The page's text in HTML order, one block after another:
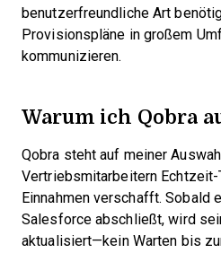
benutzerfreundliche Art
Provisionspläne in großem
kommunizieren.
Warum ich Qobra
Qobra steht auf meiner
Vertriebsmitarbeitern Echtzeit-
Einnahmen verschafft. Sobald
Salesforce abschließt, wird
aktualisiert—kein Warten bis